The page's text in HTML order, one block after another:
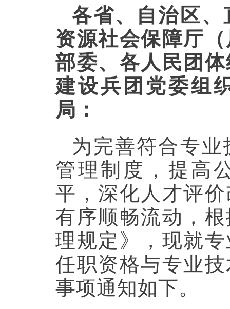
各省、自治区
资源社会保障厅
部委、各人民团
建设兵团党委组
局：
为完善符合专
管理制度，提高
平，深化人才评
有序顺畅流动，
理规定》，现就
任职资格与专业
事项通知如下。